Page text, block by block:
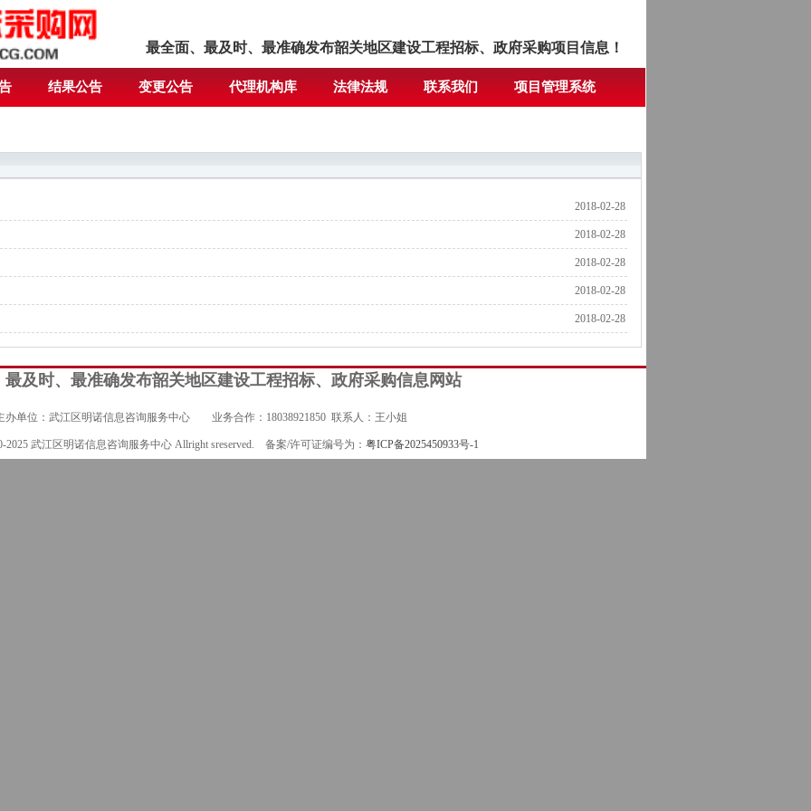
最全面、最及时、最准确发布韶关地区建设工程招标、政府采购项目信息！
结果公告 变更公告 代理机构库 法律法规 联系我们 项目管理系统
2018-02-28
2018-02-28
2018-02-28
2018-02-28
2018-02-28
最及时、最准确发布韶关地区建设工程招标、政府采购信息网站
办单位：武江区明诺信息咨询服务中心 业务合作：18038921850 联系人：王小姐
2025 武江区明诺信息咨询服务中心Allright sreserved. 备案/许可证编号为： 粤ICP备2025450933号-1